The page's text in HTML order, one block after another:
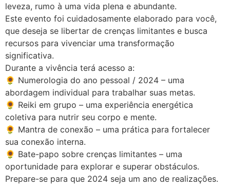
leveza, rumo à uma vida plena e abundante.
Este evento foi cuidadosamente elaborado para você,
que deseja se libertar de crenças limitantes e busca
recursos para vivenciar uma transformação
significativa.
Durante a vivência terá acesso a:
🌻 Numerologia do ano pessoal / 2024 – uma
abordagem individual para trabalhar suas metas.
🌻 Reiki em grupo – uma experiência energética
coletiva para nutrir seu corpo e mente.
🌻 Mantra de conexão – uma prática para fortalecer
sua conexão interna.
🌻 Bate-papo sobre crenças limitantes – uma
oportunidade para explorar e superar obstáculos.
Prepare-se para que 2024 seja um ano de realizações.